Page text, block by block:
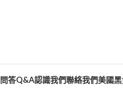
問答Q&A認識我們聯絡我們美國